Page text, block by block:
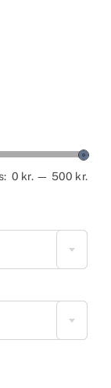
0 kr.— 500 kr.